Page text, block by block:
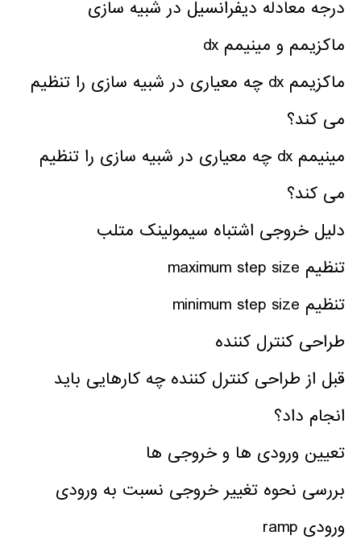
درجه معادله دیفرانسیل در شبیه سازی
ماکزیمم و مینیمم dx
ماکزیمم dx چه معیاری در شبیه سازی را تنظیم
می کند؟
مینیمم dx چه معیاری در شبیه سازی را تنظیم
می کند؟
دلیل خروجی اشتباه سیمولینک متلب
تنظیم maximum step size
تنظیم minimum step size
طراحی کنترل کننده
قبل از طراحی کنترل کننده چه کارهایی باید
انجام داد؟
تعیین ورودی ها و خروجی ها
بررسی نحوه تغییر خروجی نسبت به ورودی
ورودی ramp